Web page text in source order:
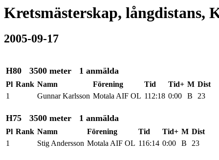
Kretsmästerskap, långdistans,
2005-09-17
H80 3500 meter 1 anmälda
Pl Rank Namn Förening Tid Tid+ M Dist
1
Gunnar Karlsson Motala AIF OL 112:18 0:00 B 23
H75 3500 meter 1 anmälda
Pl Rank Namn Förening Tid Tid+ M Dist
1
Stig Andersson Motala AIF OL 116:14 0:00 B 23